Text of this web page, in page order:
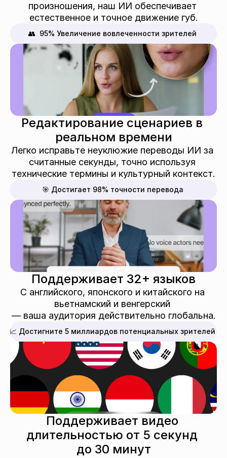
произношения, наш ИИ обеспечивает
естественное и точное движение губ.
👥  95% Увеличение вовлеченности зрителей
Редактирование сценариев в
реальном времени
Легко исправьте неуклюжие переводы ИИ за
считанные секунды, точно используя
технические термины и культурный контекст.
🎯 Достигает 98% точности перевода
Поддерживает 32+ языков
С английского, японского и китайского на
вьетнамский и венгерский
— ваша аудитория действительно глобальна.
📈 Достигните 5 миллиардов потенциальных зрителей
Поддерживает видео
длительностью от 5 секунд
до 30 минут